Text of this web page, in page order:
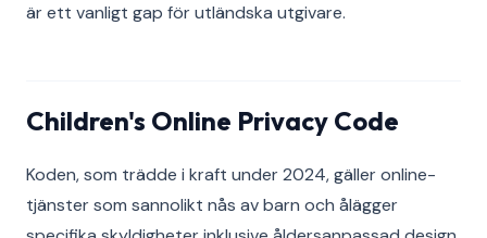
är ett vanligt gap för utländska utgivare.
Children's Online Privacy Code
Koden, som trädde i kraft under 2024, gäller online-
tjänster som sannolikt nås av barn och ålägger